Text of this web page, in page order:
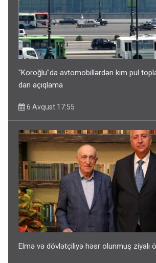
"Koroğlu"da avtomobillərdən kim pul
dan açıqlama
6 Avqust 17:55
Elmə və dövlətçiliyə həsr olunmuş ziyalı